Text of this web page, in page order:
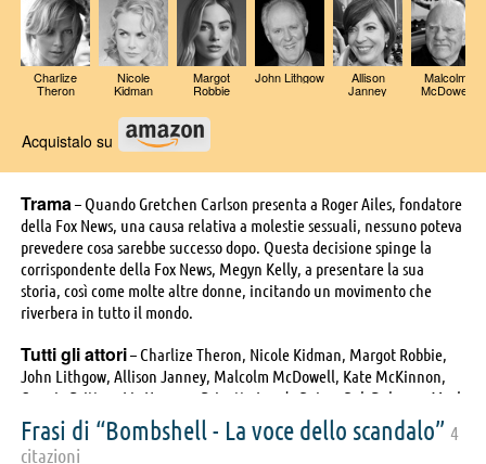
Charlize
Theron
Nicole
Kidman
Margot
Robbie
John Lithgow Allison
Janney
Malcolm
McDowell
Acquistalo su
Trama – Quando Gretchen Carlson presenta a Roger Ailes, fondatore
della Fox News, una causa relativa a molestie sessuali, nessuno poteva
prevedere cosa sarebbe successo dopo. Questa decisione spinge la
corrispondente della Fox News, Megyn Kelly, a presentare la sua
storia, così come molte altre donne, incitando un movimento che
riverbera in tutto il mondo.
Tutti gli attori– Charlize Theron, Nicole Kidman, Margot Robbie,
John Lithgow, Allison Janney, Malcolm McDowell, Kate McKinnon,
Connie Britton, Liv Hewson, Brigette Lundy-Paine, Rob Delaney, Mark
Duplass, Stephen Root, Robin Weigert, Amy Landecker, Mark Moses,
Nazanin Boniadi, Ben Lawson, Josh Lawson, Alanna Ubach, Andy
Frasi di “Bombshell - La voce dello scandalo” 4
citazioni